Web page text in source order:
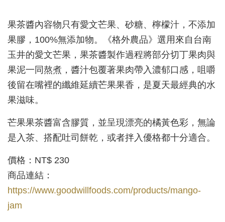
果茶醬內容物只有愛文芒果、砂糖、檸檬汁，不添加
果膠，100%無添加物。《格外農品》選用來自台南
玉井的愛文芒果，果茶醬製作過程將部分切丁果肉與
果泥一同熬煮，醬汁包覆著果肉帶入濃郁口感，咀嚼
後留在嘴裡的纖維延續芒果果香，是夏天最經典的水
果滋味。
芒果果茶醬富含膠質，並呈現漂亮的橘黃色彩，無論
是入茶、搭配吐司餅乾，或者拌入優格都十分適合。
價格：NT$ 230
商品連結：
https://www.goodwillfoods.com/products/mango-
jam